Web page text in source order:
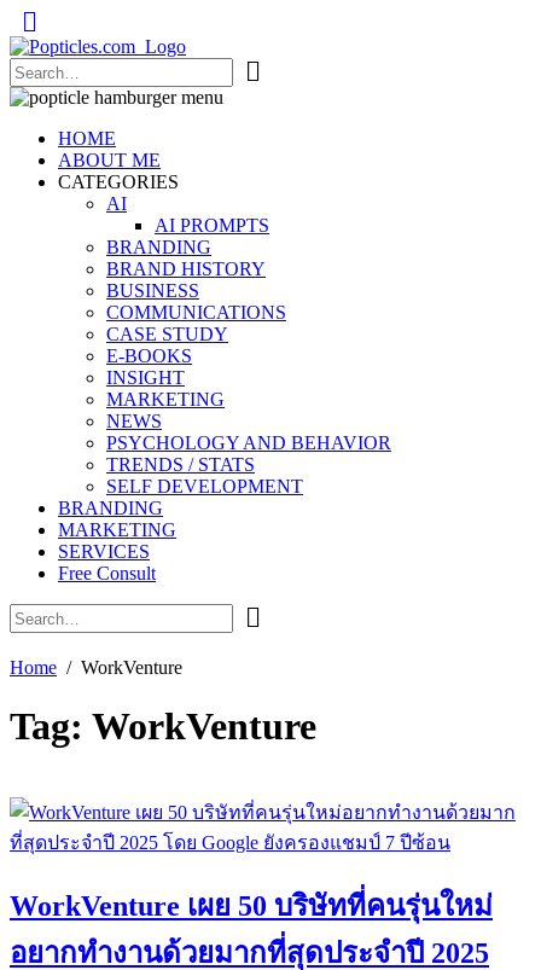
Popticles.com
HOME
ABOUT ME
CATEGORIES
AI
AI PROMPTS
BRANDING
BRAND HISTORY
BUSINESS
COMMUNICATIONS
CASE STUDY
E-BOOKS
INSIGHT
MARKETING
NEWS
PSYCHOLOGY AND BEHAVIOR
TRENDS / STATS
SELF DEVELOPMENT
BRANDING
MARKETING
SERVICES
Free Consult
Home WorkVenture
Tag: WorkVenture
WorkVenture เผย 50 บริษัทที่คนรุ่นใหม่
อยากทำงานด้วยมากที่สุดประจำปี 2025